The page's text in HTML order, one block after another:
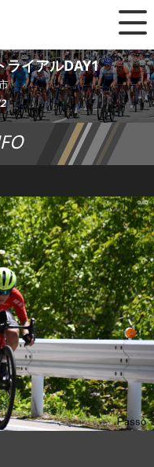
×
グ
手
ド
ー
とは
ライアルDAY1